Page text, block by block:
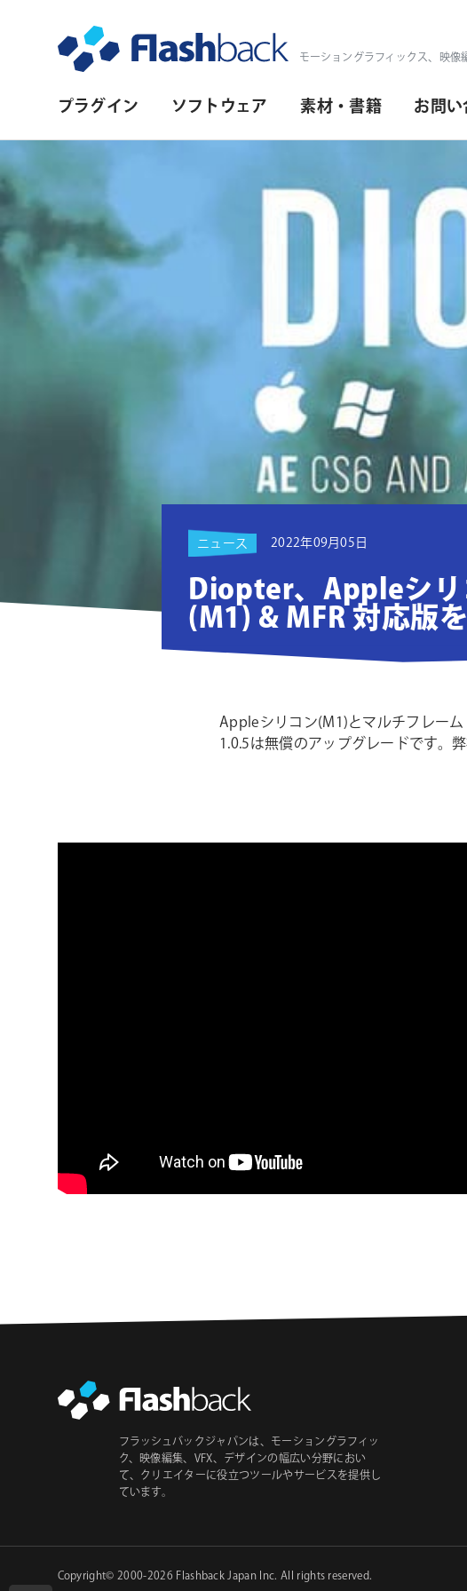
モーショングラフィックス、映
プ
リ・
ナ
ビ
ゲ
ー
プラグイン ソフトウェア 素材・書籍 お問
ニュース 2022年09月05日
Diopter、Appleシリ
(M1) & MFR 対応版
Appleシリコン(M1)とマルチフレー
1.0.5は無償のアップグレードです。
フラッシュバックジャパンは、モーショングラフィッ
ク、映像編集、VFX、デザインの幅広い分野におい
て、クリエイターに役立つツールやサービスを提供し
ています。
Copyright© 2000-2026 Flashback Japan Inc. All rights reserved.